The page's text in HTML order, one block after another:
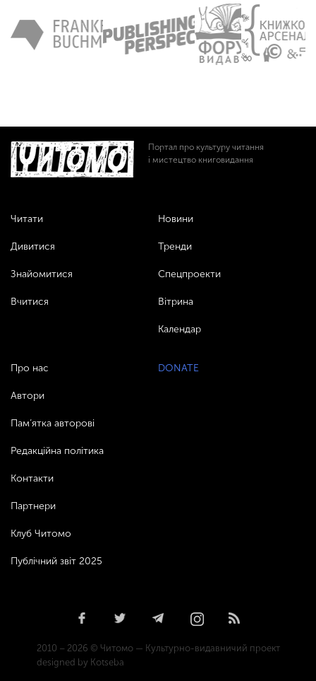
Портал про культуру читання
і мистецтво книговидання
Читати
Дивитися
Знайомитися
Вчитися
Новини
Тренди
Спецпроекти
Вітрина
Календар
Про нас
Автори
Пам’ятка авторові
Редакційна політика
Контакти
Партнери
Клуб Читомо
Публічний звіт 2025
DONATE
2010 – 2026 © Читомо — Культурно-видавничий проект
designed by Kotseba